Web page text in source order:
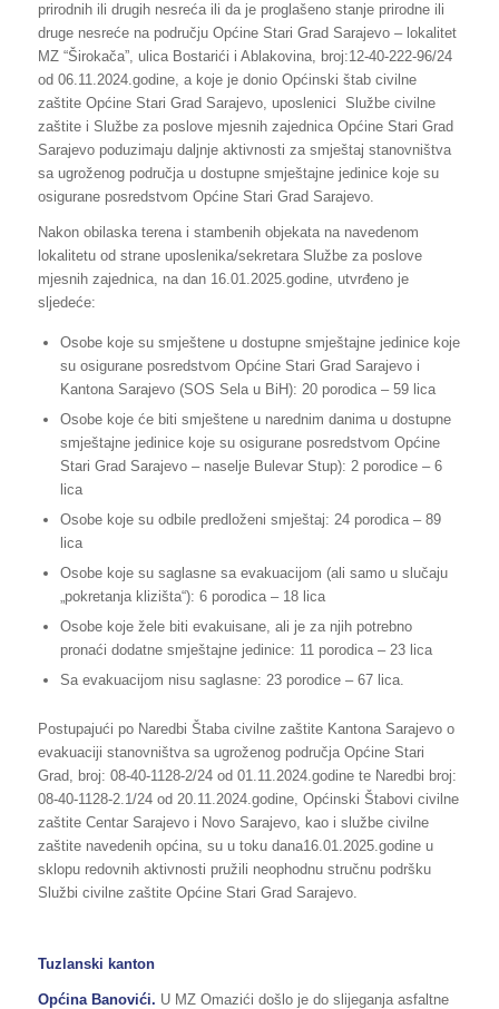
prirodnih ili drugih nesreća ili da je proglašeno stanje prirodne ili
druge nesreće na području Općine Stari Grad Sarajevo – lokalitet
MZ “Širokača”, ulica Bostarići i Ablakovina, broj:12-40-222-96/24
od 06.11.2024.godine, a koje je donio Općinski štab civilne
zaštite Općine Stari Grad Sarajevo, uposlenici Službe civilne
zaštite i Službe za poslove mjesnih zajednica Općine Stari Grad
Sarajevo poduzimaju daljnje aktivnosti za smještaj stanovništva
sa ugroženog područja u dostupne smještajne jedinice koje su
osigurane posredstvom Općine Stari Grad Sarajevo.
Nakon obilaska terena i stambenih objekata na navedenom
lokalitetu od strane uposlenika/sekretara Službe za poslove
mjesnih zajednica, na dan 16.01.2025.godine, utvrđeno je
sljedeće:
Osobe koje su smještene u dostupne smještajne jedinice koje
su osigurane posredstvom Općine Stari Grad Sarajevo i
Kantona Sarajevo (SOS Sela u BiH): 20 porodica – 59 lica
Osobe koje će biti smještene u narednim danima u dostupne
smještajne jedinice koje su osigurane posredstvom Općine
Stari Grad Sarajevo – naselje Bulevar Stup): 2 porodice – 6
lica
Osobe koje su odbile predloženi smještaj: 24 porodica – 89
lica
Osobe koje su saglasne sa evakuacijom (ali samo u slučaju
„pokretanja klizišta“): 6 porodica – 18 lica
Osobe koje žele biti evakuisane, ali je za njih potrebno
pronaći dodatne smještajne jedinice: 11 porodica – 23 lica
Sa evakuacijom nisu saglasne: 23 porodice – 67 lica.
Postupajući po Naredbi Štaba civilne zaštite Kantona Sarajevo o
evakuaciji stanovništva sa ugroženog područja Općine Stari
Grad, broj: 08-40-1128-2/24 od 01.11.2024.godine te Naredbi broj:
08-40-1128-2.1/24 od 20.11.2024.godine, Općinski Štabovi civilne
zaštite Centar Sarajevo i Novo Sarajevo, kao i službe civilne
zaštite navedenih općina, su u toku dana16.01.2025.godine u
sklopu redovnih aktivnosti pružili neophodnu stručnu podršku
Službi civilne zaštite Općine Stari Grad Sarajevo.
Tuzlanski kanton
Općina Banovići. U MZ Omazići došlo je do slijeganja asfaltne